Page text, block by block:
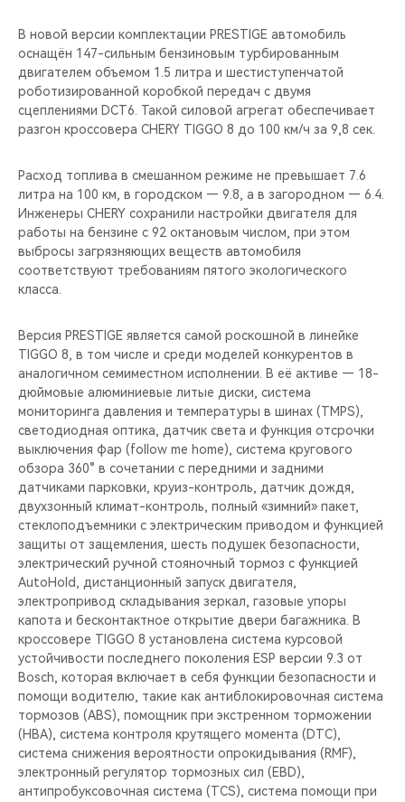
CHERY REMOTE
CHERY И СПОРТ
НАШИ МЕРОПРИЯТИЯ
ВИДЕООБЗОРЫ
CHERY ДЛЯ ДЕТЕЙ
В новой версии комплектации PRESTIGE автомобиль
оснащён 147-сильным бензиновым турбированным
двигателем объемом 1.5 литра и шестиступенчатой
роботизированной коробкой передач с двумя
сцеплениями DCT6. Такой силовой агрегат обеспечивает
разгон кроссовера CHERY TIGGO 8 до 100 км/ч за 9,8 сек.
Расход топлива в смешанном режиме не превышает 7.6
литра на 100 км, в городском — 9.8, а в загородном — 6.4.
Инженеры CHERY сохранили настройки двигателя для
работы на бензине с 92 октановым числом, при этом
выбросы загрязняющих веществ автомобиля
соответствуют требованиям пятого экологического
класса.
Версия PRESTIGE является самой роскошной в линейке
TIGGO 8, в том числе и среди моделей конкурентов в
аналогичном семиместном исполнении. В её активе — 18-
дюймовые алюминиевые литые диски, система
мониторинга давления и температуры в шинах (TMPS),
светодиодная оптика, датчик света и функция отсрочки
выключения фар (follow me home), система кругового
обзора 360° в сочетании с передними и задними
датчиками парковки, круиз-контроль, датчик дождя,
двухзонный климат-контроль, полный «зимний» пакет,
cтеклоподъемники с электрическим приводом и функцией
защиты от защемления, шесть подушек безопасности,
электрический ручной стояночный тормоз с функцией
AutoHold, дистанционный запуск двигателя,
электропривод складывания зеркал, газовые упоры
капота и бесконтактное открытие двери багажника. В
кроссовере TIGGO 8 установлена система курсовой
устойчивости последнего поколения ESP версии 9.3 от
Bosch, которая включает в себя функции безопасности и
помощи водителю, такие как антиблокировочная система
тормозов (ABS), помощник при экстренном торможении
(HBA), система контроля крутящего момента (DTC),
система снижения вероятности опрокидывания (RMF),
электронный регулятор тормозных сил (EBD),
антипробуксовочная система (TCS), система помощи при